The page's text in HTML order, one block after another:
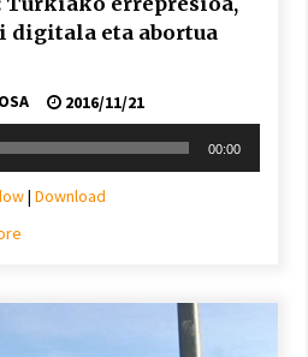
10/04
digitala eta abortua
2016/11/21
00:00
| Download